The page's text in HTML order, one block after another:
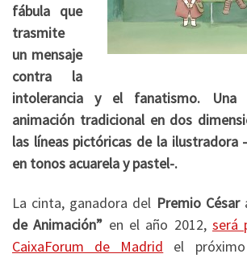
fábula que
trasmite
un mensaje
contra la
intolerancia y el fanatismo. Una
animación tradicional en dos
las líneas pictóricas de la ilustradora
en tonos acuarela y pastel-.
La cinta, ganadora del Premio César
de Animación” en el año 2012,será
CaixaForum de Madrid el